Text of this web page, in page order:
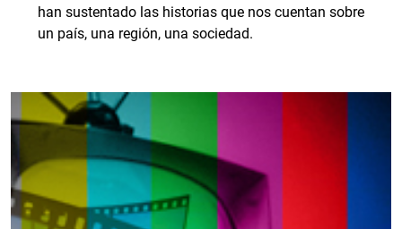
han sustentado las historias que nos cuentan sobre
un país, una región, una sociedad.